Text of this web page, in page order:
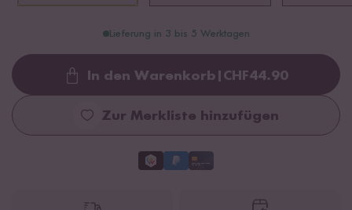
Lieferung in 3 bis 5 Werktagen
Loading...
In den Warenkorb CHF44.90
Zur Merkliste hinzufügen